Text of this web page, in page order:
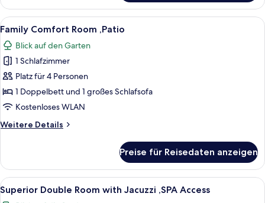
Dreibettzimmer,
Terrasse
Alle
Fotos
für
Family
Comfort
Room
,Patio
Ein modernes Hotelzimmer mit
7
Family Comfort Room ,Patio
Blick auf den Garten
1 Schlafzimmer
Platz für 4 Personen
1 Doppelbett und 1 großes Schlafsofa
Kostenloses WLAN
Weitere Details
Weitere
Comfort
Room
,Patio
Preise für Reisedaten anzeigen
Alle
Fotos
Superior Double Room with Jacuzzi
8
Superior Double Room with Jacuzzi ,SPA Access